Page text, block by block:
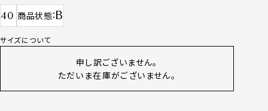
40 商品状態 B
サイズについて
申し訳ございません。
ただいま在庫がございません。